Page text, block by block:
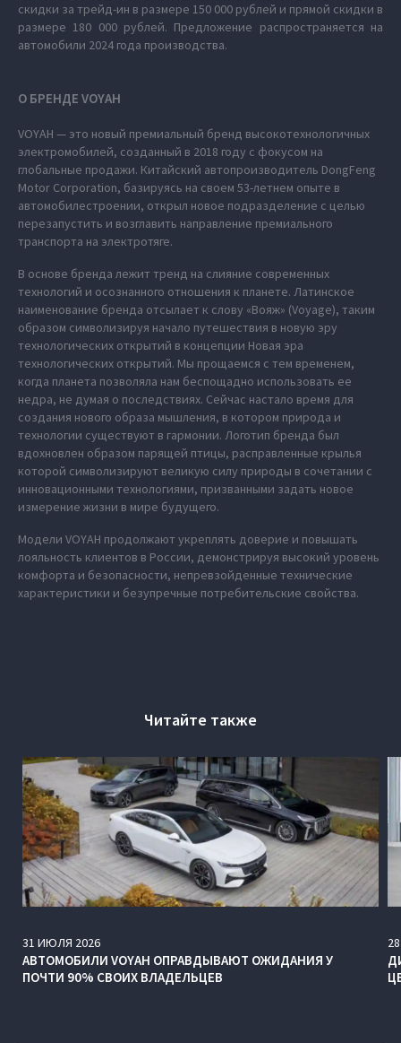
скидки за трейд-ин в размере 150 000 рублей и прямой скидки в
размере 180 000 рублей. Предложение распространяется на
автомобили 2024 года производства.
О БРЕНДЕ VOYAH
VOYAH — это новый премиальный бренд высокотехнологичных
электромобилей, созданный в 2018 году с фокусом на
глобальные продажи. Китайский автопроизводитель DongFeng
Motor Corporation, базируясь на своем 53-летнем опыте в
автомобилестроении, открыл новое подразделение с целью
перезапустить и возглавить направление премиального
транспорта на электротяге.
В основе бренда лежит тренд на слияние современных
технологий и осознанного отношения к планете. Латинское
наименование бренда отсылает к слову «Вояж» (Voyage), таким
образом символизируя начало путешествия в новую эру
технологических открытий в концепции Новая эра
технологических открытий. Мы прощаемся с тем временем,
когда планета позволяла нам беспощадно использовать ее
недра, не думая о последствиях. Сейчас настало время для
создания нового образа мышления, в котором природа и
технологии существуют в гармонии. Логотип бренда был
вдохновлен образом парящей птицы, расправленные крылья
которой символизируют великую силу природы в сочетании с
инновационными технологиями, призванными задать новое
измерение жизни в мире будущего.
Модели VOYAH продолжают укреплять доверие и повышать
лояльность клиентов в России, демонстрируя высокий уровень
комфорта и безопасности, непревзойденные технические
характеристики и безупречные потребительские свойства.
Читайте также
31 ИЮЛЯ 2026
АВТОМОБИЛИ VOYAH ОПРАВДЫВАЮТ ОЖИДАНИЯ У
ПОЧТИ 90% СВОИХ ВЛАДЕЛЬЦЕВ
28